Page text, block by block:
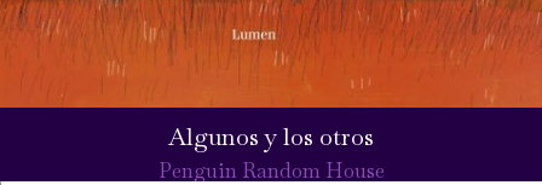
Algunos y los otros
Penguin Random House